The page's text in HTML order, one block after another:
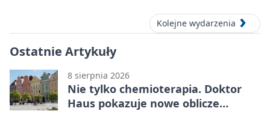
Kolejne wydarzenia
Ostatnie Artykuły
8 sierpnia 2026
Nie tylko chemioterapia. Doktor
Haus pokazuje nowe oblicze